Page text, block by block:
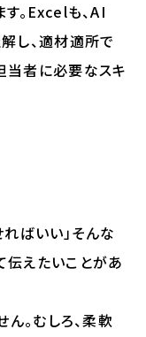
。Excelも、AI
し、適材適所で
当者に必要なスキ
ばいい」そんな
伝えたいことがあ
。むしろ、柔軟